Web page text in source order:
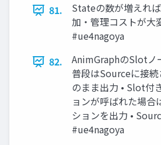
81.
Stateの数が増えれ
加・管理コストが
#ue4nagoya
82.
AnimGraphのSlotノ
普段はSourceに接
のまま出力 • Slot付
ョンが呼ばれた場合
ションを出力 •
#ue4nagoya